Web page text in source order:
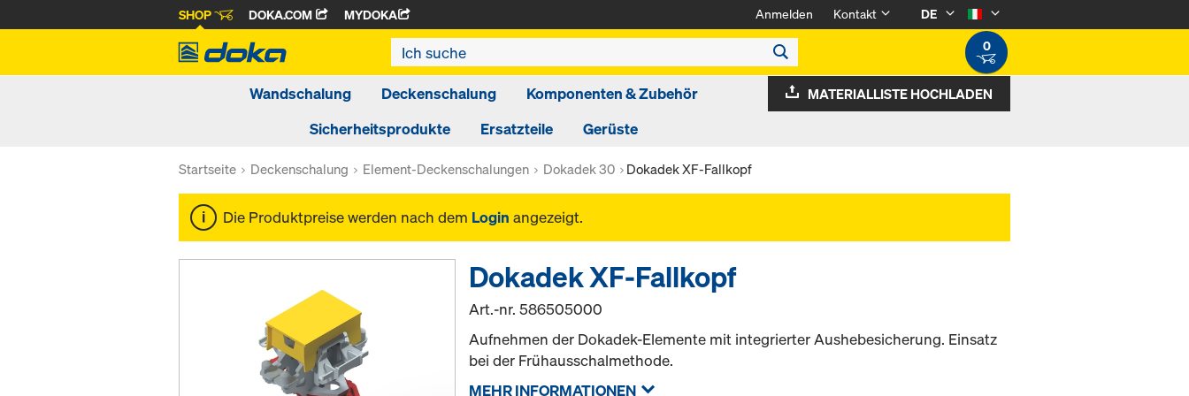
SHOP DOKA.COM MYDOKA Anmelden Kontakt
DE
0
Wandschalung Deckenschalung
Komponenten & Zubehör
Sicherheitsprodukte
Ersatzteile Gerüste
MATERIALLISTE HOCHLADEN
Startseite Deckenschalung Element-Deckenschalungen Dokadek 30 Dokadek XF-Fallkopf
Die Produktpreise werden nach dem Login angezeigt.
Dokadek XF-Fallkopf
Art.-nr.586505000
Aufnehmen der Dokadek-Elemente mit integrierter Aushebesicherung. Einsatz
bei der Frühausschalmethode.
MEHR INFORMATIONEN